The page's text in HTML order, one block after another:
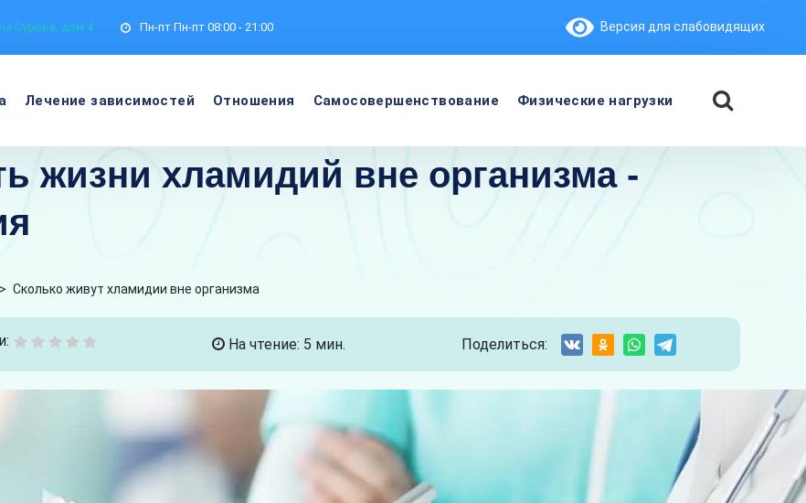
Сурова, дом 4 Пн-пт Пн-пт 08:00 - 21:00 Версия для слабовидящих
Лечение зависимостей Отношения Самосовершенствование Физические нагрузки
жизни хламидий вне организма -
> Сколько живут хламидии вне организма
На чтение: 5 мин. Поделиться: